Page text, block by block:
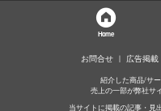
Home
お問合せ 広告掲載
紹介した商品/サ
売上の一部が弊社サ
当サイトに掲載の記事・見